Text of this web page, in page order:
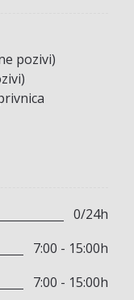
pozivi)
0/24h
7:00 - 15:00h
7:00 - 15:00h